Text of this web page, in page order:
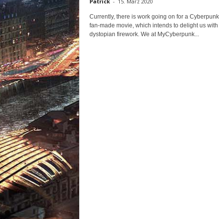
Currently, there is work going on for a
fan-made movie, which intends to delight us with
dystopian firework. We at MyCyberpunk...